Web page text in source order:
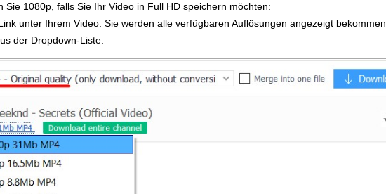
Sie 1080p, falls Sie Ihr Video in Full HD speichern möchten:
unter Ihrem Video. Sie werden alle verfügbaren Auflösungen angezeigt bekommen.
der Dropdown-Liste.